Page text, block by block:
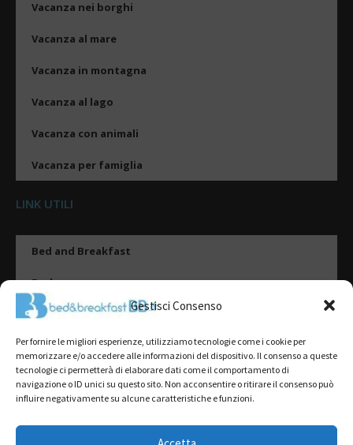
Gestisci Consenso
Per fornire le migliori esperienze, utilizziamo tecnologie come i cookie per
memorizzare e/o accedere alle informazioni del dispositivo. Il consenso a queste
tecnologie ci permetterà di elaborare dati come il comportamento di
navigazione o ID unici su questo sito. Non acconsentire o ritirare il consenso può
influire negativamente su alcune caratteristiche e funzioni.
Vacanza nei borghi
Vacanza al mare
Vacanza in montagna
Vacanza al lago
Vacanza con animali
Vacanza per famiglia
LINK UTILI
Bed and Breakfast
Esplora
Tipologie di alloggio
Destinazioni
Il mio account